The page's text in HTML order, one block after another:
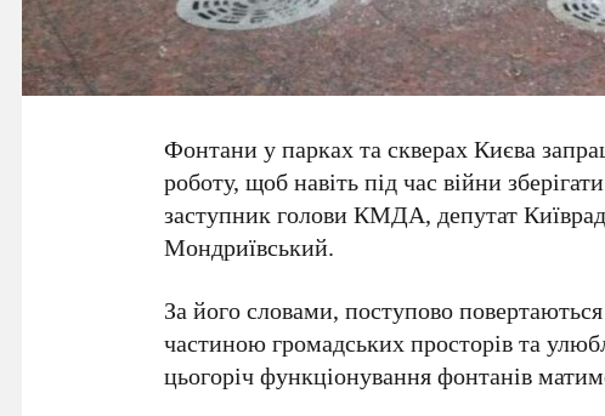
Фонтани у парках та скверах Києва
роботу, щоб навіть під час війни
заступник голови КМДА, депутат
Мондриївський.
За його словами, поступово
частиною громадських просторів та
цьогоріч функціонування фонтанів